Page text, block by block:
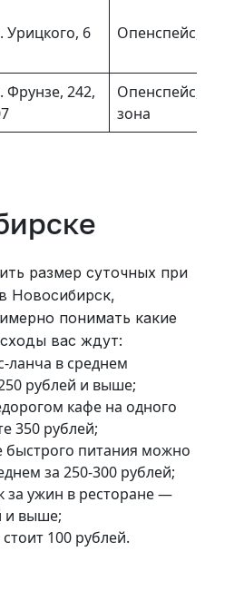
Урицкого, 6 Опенспейс,
Фрунзе, 242,
Опенспейс,
зона
размер суточных при
Новосибирск,
понимать какие
вас ждут:
ланча в среднем
рублей и выше;
кафе на одного
350 рублей;
быстрого питания можно
за 250-300 рублей;
за ужин в ресторане —
и выше;
100 рублей.